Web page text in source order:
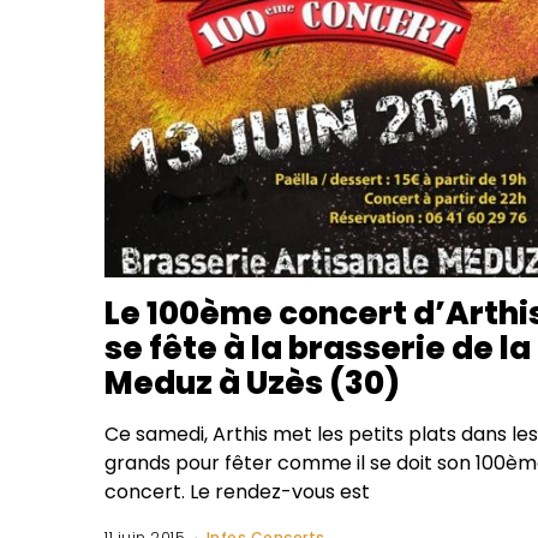
Le 100ème concert
se fête à la brasserie de la
Meduz à Uzès (30)
Ce samedi, Arthis met les petits plats dans les
grands pour fêter comme il se doit son
concert. Le rendez-vous est